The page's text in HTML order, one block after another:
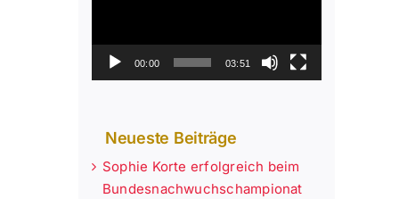
00:00 03:51
Neueste Beiträge
Sophie Korte erfolgreich beim
Bundesnachwuchschampionat